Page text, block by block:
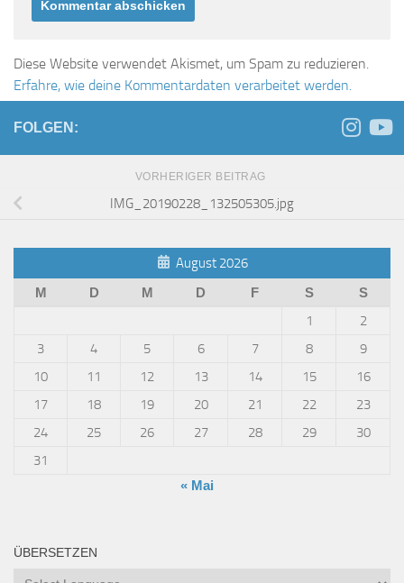
Diese Website verwendet Akismet, um Spam zu reduzieren.
Erfahre, wie deine Kommentardaten verarbeitet werden.
FOLGEN:
VORHERIGER BEITRAG
IMG_20190228_132505305.jpg
August 2026
M D M D F S S
1
2
3
4 5 6 7 8
9
10
11 12 13 14 15
16
17
18 19 20 21 22
23
24
25 26 27 28 29
30
31
« Mai
ÜBERSETZEN